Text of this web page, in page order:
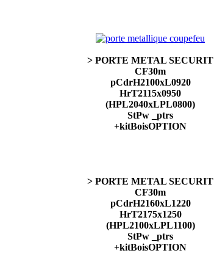
> PORTE METAL SECURIT
CF30m
pCdrH2100xL0920
HrT2115x0950
(HPL2040xLPL0800)
StPw _ptrs
+kitBoisOPTION
> PORTE METAL SECURIT
CF30m
pCdrH2160xL1220
HrT2175x1250
(HPL2100xLPL1100)
StPw _ptrs
+kitBoisOPTION